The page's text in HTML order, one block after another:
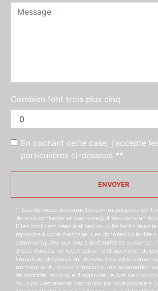
Combien font trois plus cinq
En cochant cette case, j'accepte
particulières ci-dessous **
ENVOYER
** Les données personnelles communiquées sont
de vous contacter et sont enregistrées dans un
Elles sont destinées à et ses sous-traitants dans
répondre à votre message. Les données collectées
communiquées aux seuls destinataires suivants: .
droits d’accès, de rectification, d’effacement, de
limitation, d’opposition, de retrait de votre
moment et du droit d’introduire une réclamation
de contrôle, ainsi que d’organiser le sort de vos
Vous pouvez exercer ces droits par voie postale à